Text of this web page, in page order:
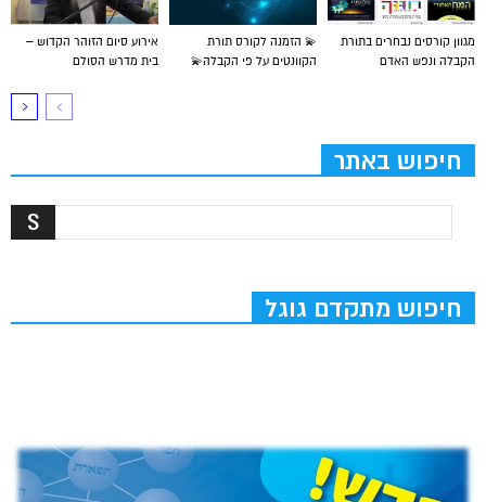
אירוע סיום הזוהר הקדוש –
בית מדרש הסולם
💫 הזמנה לקורס תורת
הקוונטים על פי הקבלה💫
מגוון קורסים נבחרים בתורת
הקבלה ונפש האדם
חיפוש באתר
חיפוש מתקדם גוגל